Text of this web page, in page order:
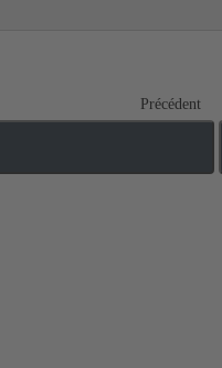
Précédent